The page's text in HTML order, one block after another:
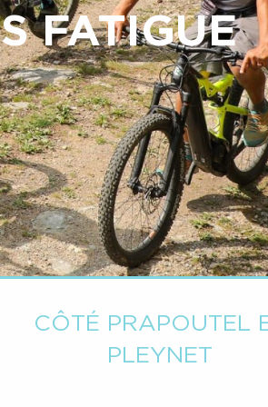
FATIGUE
CÔTÉ PRAPOUTEL
PLEYNET